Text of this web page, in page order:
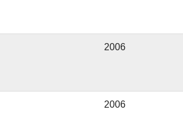
2006
2006